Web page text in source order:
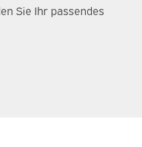
Sie Ihr passendes